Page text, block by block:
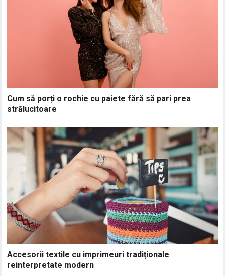
Cum să porți o rochie cu paiete fără să pari prea
strălucitoare
Accesorii textile cu imprimeuri tradiționale
reinterpretate modern